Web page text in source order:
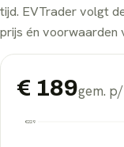
tijd. EVTrader volgt
prijs én voorwaarden
€ 189gem.
€229